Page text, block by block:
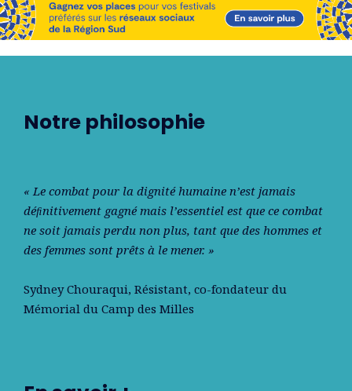
Notre philosophie
« Le combat pour la dignité humaine n’est jamais
déﬁnitivement gagné mais l’essentiel est que ce combat
ne soit jamais perdu non plus, tant que des hommes et
des femmes sont prêts à le mener. »
Sydney Chouraqui, Résistant, co-fondateur du
Mémorial du Camp des Milles